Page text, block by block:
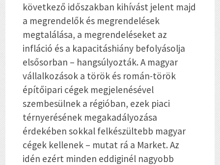
következő időszakban kihívást jelent majd
a megrendelők és megrendelések
megtalálása, a megrendeléseket az
infláció és a kapacitáshiány befolyásolja
elsősorban – hangsúlyozták. A magyar
vállalkozások a török és román-török
építőipari cégek megjelenésével
szembesülnek a régióban, ezek piaci
térnyerésének megakadályozása
érdekében sokkal felkészültebb magyar
cégek kellenek – mutat rá a Market. Az
idén ezért minden eddiginél nagyobb